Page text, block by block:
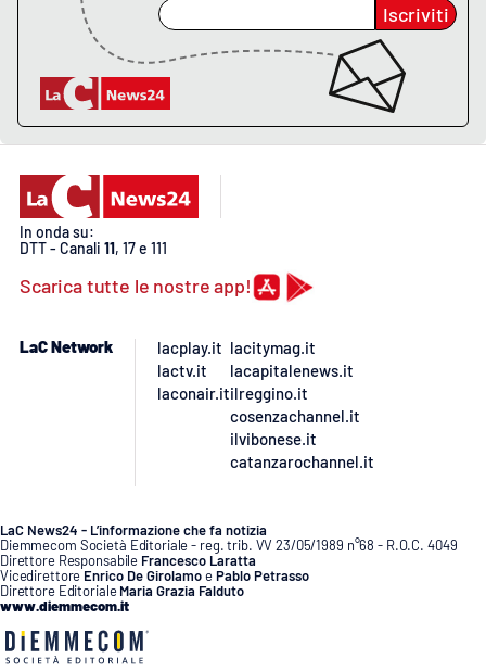
Cosenzachannel.it
Ilvibonese.it
Catanzarochannel.it
APP
Android
Iscriviti
In onda su:
DTT - Canali 11, 17 e 111
Scarica tutte le nostre app!
LaC Network
lacplay.it
lactv.it
laconair.it
lacitymag.it
lacapitalenews.it
ilreggino.it
cosenzachannel.it
ilvibonese.it
catanzarochannel.it
LaC News24 - L’informazione che fa notizia
Diemmecom Società Editoriale - reg. trib. VV 23/05/1989 n°68 - R.O.C. 4049
Direttore Responsabile Francesco Laratta
Vicedirettore Enrico De GirolamoePablo Petrasso
Direttore Editoriale Maria Grazia Falduto
www.diemmecom.it